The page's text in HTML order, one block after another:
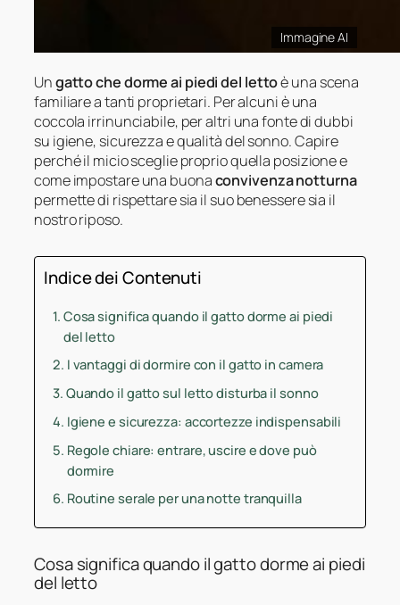
Immagine AI
Ungatto che dorme ai piedi del lettoè una scena
familiare a tanti proprietari. Per alcuni è una
coccola irrinunciabile, per altri una fonte di dubbi
su igiene, sicurezza e qualità del sonno. Capire
perché il micio sceglie proprio quella posizione e
come impostare una buonaconvivenza notturna
permette di rispettare sia il suo benessere sia il
nostro riposo.
Indice dei Contenuti
Cosa significa quando il gatto dorme ai piedi
del letto
I vantaggi di dormire con il gatto in camera
Quando il gatto sul letto disturba il sonno
Igiene e sicurezza: accortezze indispensabili
Regole chiare: entrare, uscire e dove può
dormire
Routine serale per una notte tranquilla
Cosa significa quando il gatto dorme ai piedi
del letto